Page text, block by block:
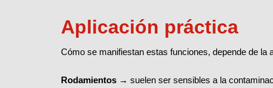
Aplicación práctica
Cómo se manifiestan estas funciones, depende de la
Rodamientos → suelen ser sensibles a la